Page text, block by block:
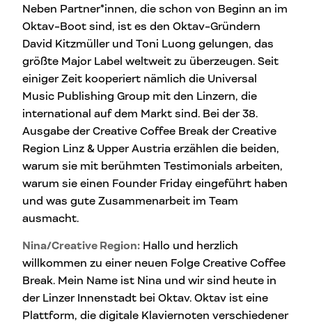
Neben Partner*innen, die schon von Beginn an im
Oktav-Boot sind, ist es den Oktav-Gründern
David Kitzmüller und Toni Luong gelungen, das
größte Major Label weltweit zu überzeugen. Seit
einiger Zeit kooperiert nämlich die Universal
Music Publishing Group mit den Linzern, die
international auf dem Markt sind. Bei der 38.
Ausgabe der Creative Coffee Break der Creative
Region Linz & Upper Austria erzählen die beiden,
warum sie mit berühmten Testimonials arbeiten,
warum sie einen Founder Friday eingeführt haben
und was gute Zusammenarbeit im Team
ausmacht.
Nina/Creative Region: Hallo und herzlich
willkommen zu einer neuen Folge Creative Coffee
Break. Mein Name ist Nina und wir sind heute in
der Linzer Innenstadt bei Oktav. Oktav ist eine
Plattform, die digitale Klaviernoten verschiedener